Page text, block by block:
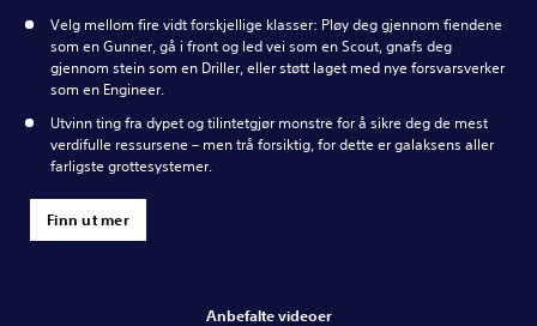
Velg mellom fire vidt forskjellige klasser: Pløy deg gjennom fiendene
som en Gunner, gå i front og led vei som en Scout, gnafs deg
gjennom stein som en Driller, eller støtt laget med nye forsvarsverker
som en Engineer.
Utvinn ting fra dypet og tilintetgjør monstre for å sikre deg de mest
verdifulle ressursene – men trå forsiktig, for dette er galaksens aller
farligste grottesystemer.
Finn ut mer
Anbefalte videoer